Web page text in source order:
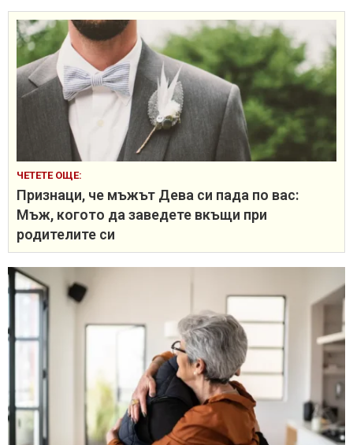
ЧЕТЕТЕ ОЩЕ:
Признаци, че мъжът Дева си пада по вас:
Мъж, когото да заведете вкъщи при
родителите си